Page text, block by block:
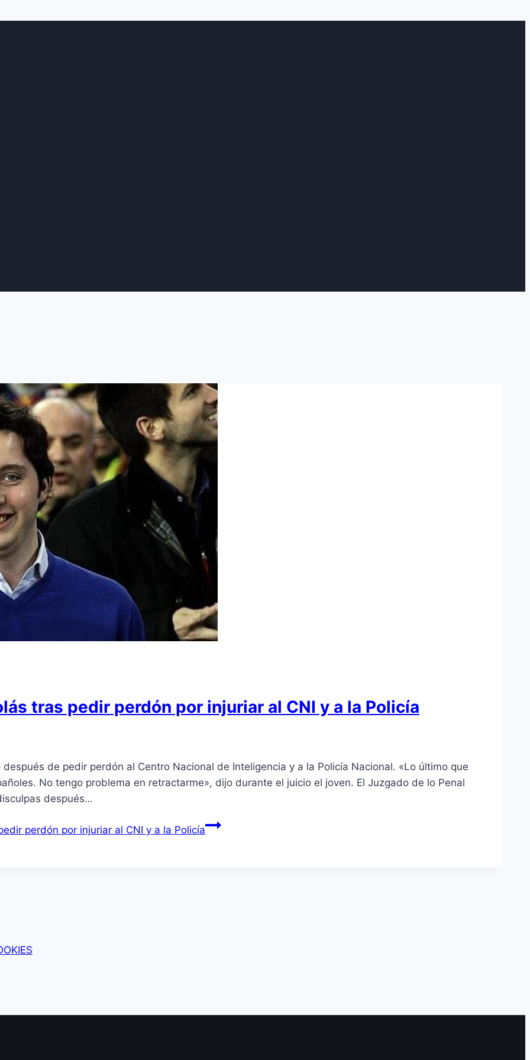
tras pedir perdón por injuriar al CNI y a la Policía
de pedir perdón al Centro Nacional de Inteligencia y a la Policía Nacional. «Lo último que
No tengo problema en retractarme», dijo durante el juicio el joven. El Juzgado de lo Penal
después…
perdón por injuriar al CNI y a la Policía